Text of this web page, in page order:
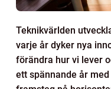
Teknikvärlden
varje år dyker nya
förändra hur vi lever
ett spännande år